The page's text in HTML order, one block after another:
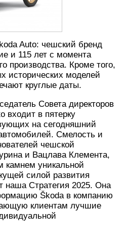
Auto: чешский бренд
и 115 лет с момента
производства. Кроме того,
исторических моделей
круглые даты.
Совета директоров
входит в пятерку
на сегодняшний
Смелость и
чешской
и Вацлава Клемента,
камнем уникальной
силой развития
наша Стратегия 2025. Она
Škoda в компанию
клиентам лучшие